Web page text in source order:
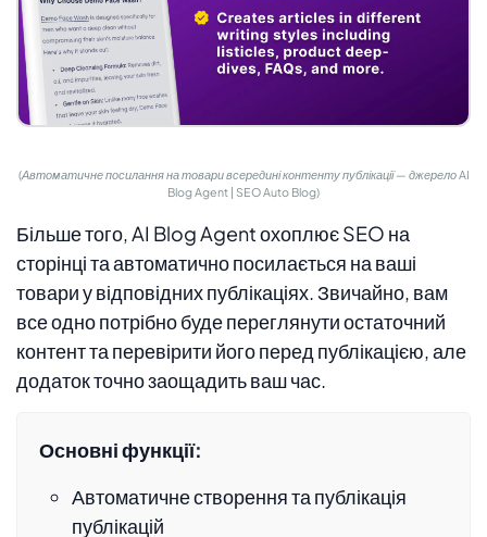
(Автоматичне посилання на товари всередині контенту публікації — джерело AI
Blog Agent | SEO Auto Blog)
Більше того, AI Blog Agent охоплює SEO на
сторінці та автоматично посилається на ваші
товари у відповідних публікаціях. Звичайно, вам
все одно потрібно буде переглянути остаточний
контент та перевірити його перед публікацією, але
додаток точно заощадить ваш час.
Основні функції:
Автоматичне створення та публікація
публікацій